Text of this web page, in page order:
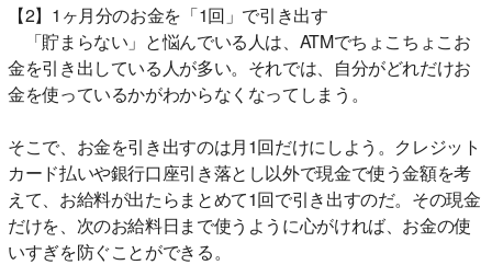
【2】1ヶ月分のお金を「1回」で引き出す
「貯まらない」と悩んでいる人は、ATMでちょこちょこお
金を引き出している人が多い。それでは、自分がどれだけお
金を使っているかがわからなくなってしまう。
そこで、お金を引き出すのは月1回だけにしよう。クレジット
カード払いや銀行口座引き落とし以外で現金で使う金額を考
えて、お給料が出たらまとめて1回で引き出すのだ。その現金
だけを、次のお給料日まで使うように心がければ、お金の使
いすぎを防ぐことができる。